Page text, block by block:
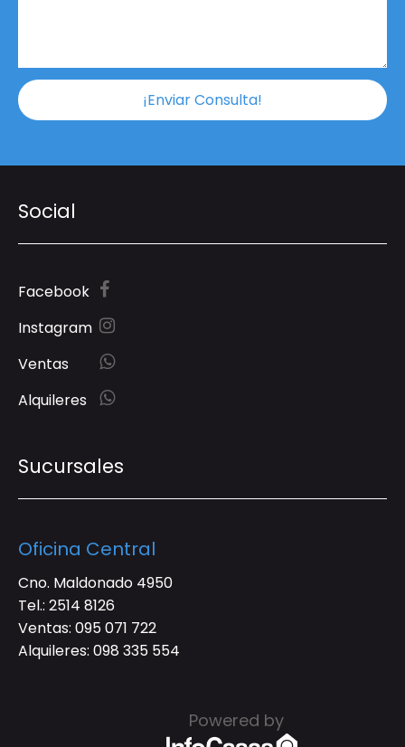
¡Enviar Consulta!
Social
Facebook
Instagram
Ventas
Alquileres
Sucursales
Oficina Central
Cno. Maldonado 4950
Tel.: 2514 8126
Ventas: 095 071 722
Alquileres: 098 335 554
Powered by